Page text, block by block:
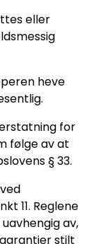
eller
heve
for
følge av at
§ 33.
11. Reglene
av,
stilt